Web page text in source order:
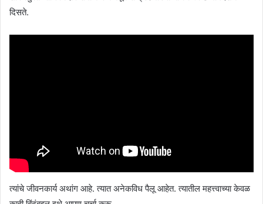
दिसते.
त्यांचे जीवनकार्य अथांग आहे. त्यात अनेकविध पैलू आहेत. त्यातील महत्त्वाच्या केवळ